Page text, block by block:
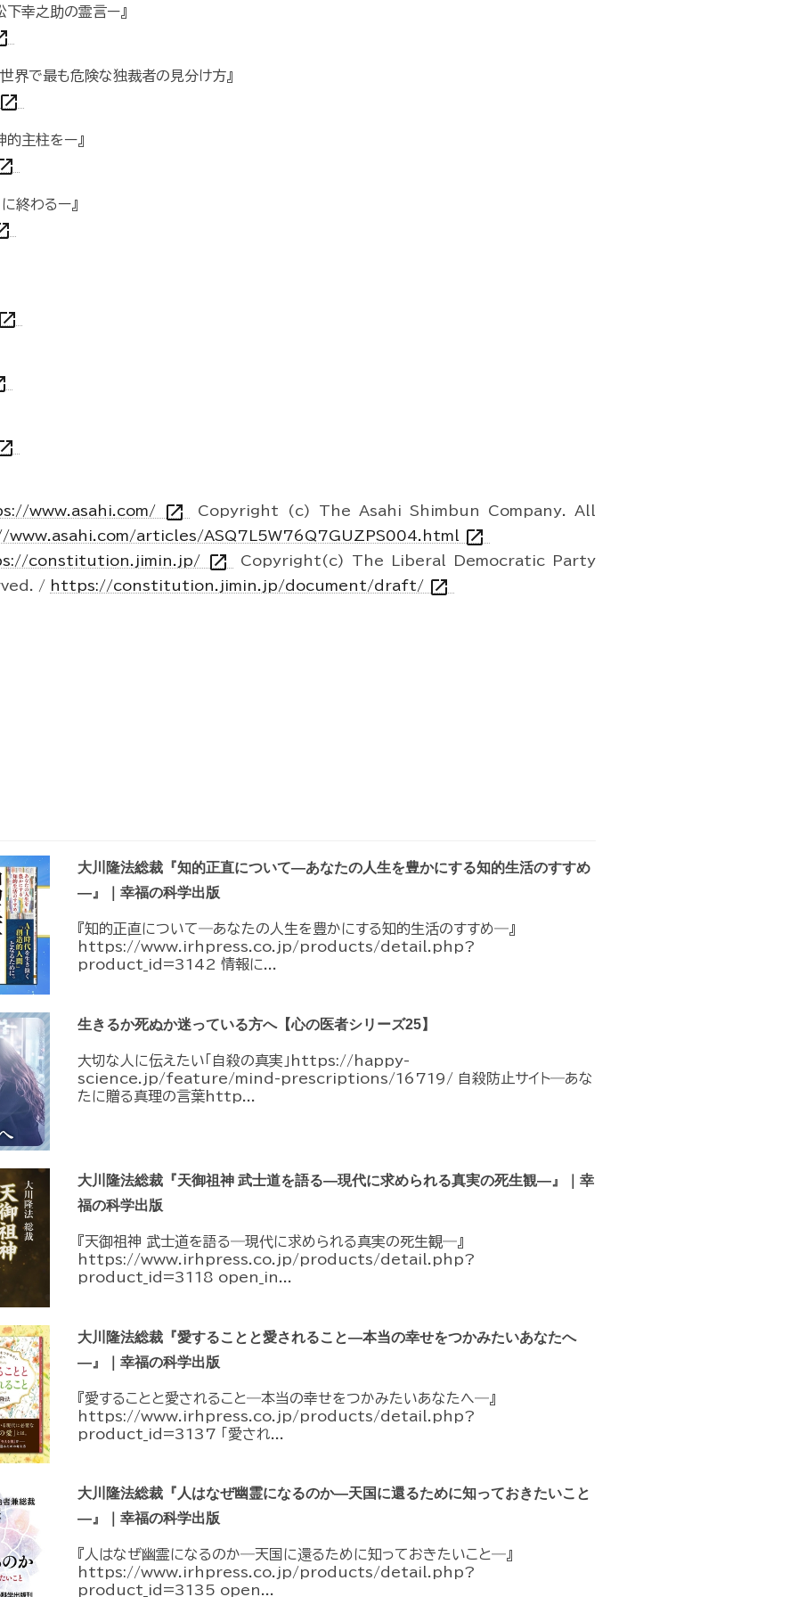
下幸之助の霊言ー』
界で最も危険な独裁者の見分け方』
主柱をー』
に終わるー』
www.asahi.com/ open_in_new
Copyright (c) The Asahi Shimbun Company. All
articles/ASQ7L5W76Q7GUZPS004.html
open_in_new
constitution.jimin.jp/ open_in_new
Copyright(c) The Liberal Democratic Party
/ https://constitution.jimin.jp/document/draft/ open_in_new
大川隆法総裁『知的正直について―あなたの人生を豊かにする知的生活のすすめ
―』｜幸福の科学出版
『知的正直について―あなたの人生を豊かにする知的生活のすすめ―』
https://www.irhpress.co.jp/products/detail.php?
product_id=3142 情報に...
生きるか死ぬか迷っている方へ【心の医者シリーズ25】
大切な人に伝えたい「自殺の真実」https://happy-
science.jp/feature/mind-prescriptions/16719/ 自殺防止サイト―あな
たに贈る真理の言葉http...
大川隆法総裁『天御祖神 武士道を語る―現代に求められる真実の死生観―』｜幸
福の科学出版
『天御祖神 武士道を語る―現代に求められる真実の死生観―』
https://www.irhpress.co.jp/products/detail.php?
product_id=3118 open_in...
大川隆法総裁『愛することと愛されること―本当の幸せをつかみたいあなたへ
―』｜幸福の科学出版
『愛することと愛されること―本当の幸せをつかみたいあなたへ―』
https://www.irhpress.co.jp/products/detail.php?
product_id=3137 「愛され...
大川隆法総裁『人はなぜ幽霊になるのか―天国に還るために知っておきたいこと
―』｜幸福の科学出版
『人はなぜ幽霊になるのか―天国に還るために知っておきたいこと―』
https://www.irhpress.co.jp/products/detail.php?
product_id=3135 open...